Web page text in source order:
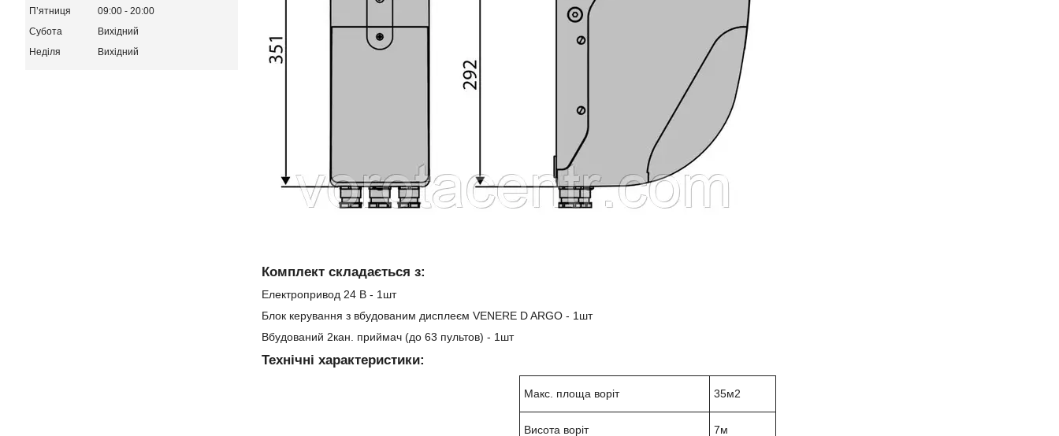
Комплект складається з:
Електропривод 24 В - 1шт
Блок керування з вбудованим дисплеєм VENERE D ARGO - 1шт
Вбудований 2кан. приймач (до 63 пультов) - 1шт
Технічні характеристики:
Макс. площа воріт 35м2
Висота воріт 7м
Пʼятниця
09:00
20:00
Субота
Вихідний
Неділя
Вихідний